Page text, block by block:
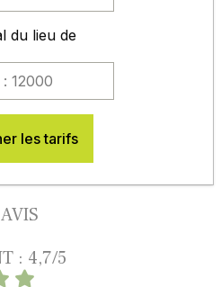
AVIS
: 4,7/5
du lieu de
les tarifs